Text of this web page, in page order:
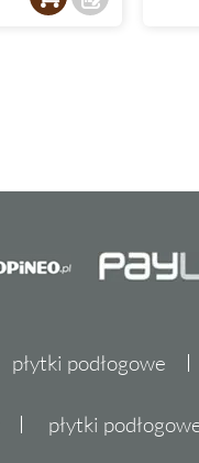
płytki podłogowe
płytki